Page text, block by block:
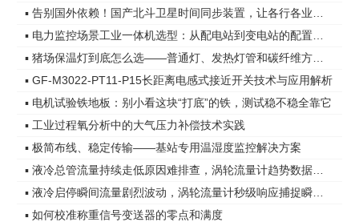
▪ GF-M3022-PT11-P15长距离电感式接近开关技术与应用解析
▪ 电机试验铁地板：别小看这块“打底”的铁，测试稳不稳全靠它
▪ 工业过程氧分析中的大气压力补偿技术实践
▪ 极简布线、稳定传输——基站专用温湿度监控解决方案
▪ 如何校准称重信号变送器的零点和满度